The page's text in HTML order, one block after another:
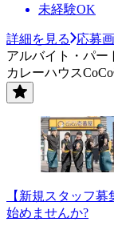
未経験OK
詳細を見る
応募
アルバイト・パー
カレーハウス
【新規スタッフ
始めませんか?